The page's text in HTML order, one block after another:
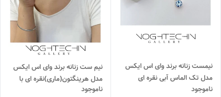
نیمست زنانه برند وای اس ایکس
مدل تک الماس آبی نقره ای
وارداتی
ناموجود
نیم ست زنانه برند وای اس ایکس
مدل هرینگتون(ماری)نقره ای با
کیفیت بالا
ناموجود